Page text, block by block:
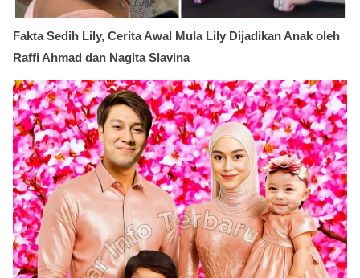
Fakta Sedih Lily, Cerita Awal Mula Lily Dijadikan Anak oleh
Raffi Ahmad dan Nagita Slavina